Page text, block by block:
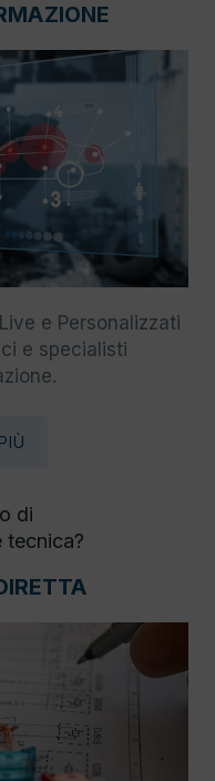
e Personalizzati
e specialisti
di
tecnica?